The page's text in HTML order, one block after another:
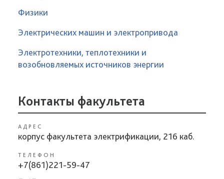
Физики
Электрических машин и электропривода
Электротехники, теплотехники и
возобновляемых источников энергии
Контакты факультета
АДРЕС
корпус факультета электрификации, 216 каб.
ТЕЛЕФОН
+7(861)221-59-47